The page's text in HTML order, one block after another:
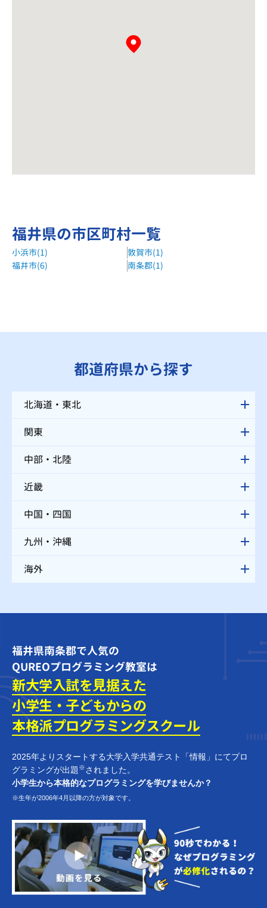
福井県の市区町村一覧
小浜市(1)
敦賀市(1)
福井市(6)
南条郡(1)
都道府県から探す
北海道・東北
関東
中部・北陸
近畿
中国・四国
九州・沖縄
海外
福井県南条郡で人気の
QUREOプログラミング教室は
新大学入試を見据えた
小学生・子どもからの
本格派プログラミングスクール
2025年よりスタートする大学入学共通テスト「情報」にてプロ
グラミングが出題※されました。
小学生から本格的なプログラミングを学びませんか？
※生年が2006年4月以降の方が対象です。